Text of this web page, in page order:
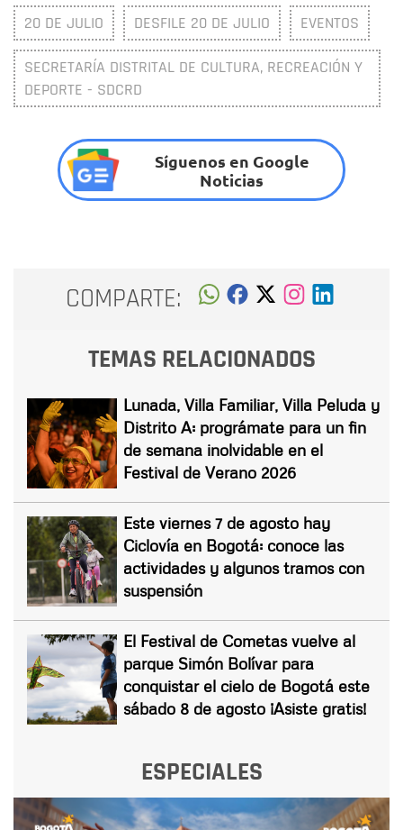
20 DE JULIO DESFILE 20 DE JULIO EVENTOS
SECRETARÍA DISTRITAL DE CULTURA, RECREACIÓN Y
DEPORTE - SDCRD
Síguenos en Google
Noticias
COMPARTE:
TEMAS RELACIONADOS
Lunada, Villa Familiar, Villa Peluda y
Distrito A: prográmate para un fin
de semana inolvidable en el
Festival de Verano 2026
Este viernes 7 de agosto hay
Ciclovía en Bogotá: conoce las
actividades y algunos tramos con
suspensión
El Festival de Cometas vuelve al
parque Simón Bolívar para
conquistar el cielo de Bogotá este
sábado 8 de agosto ¡Asiste gratis!
ESPECIALES